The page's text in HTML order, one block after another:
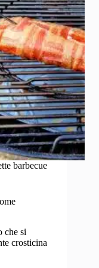
barbecue
che si
crosticina